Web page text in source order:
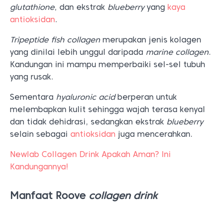
glutathione, dan ekstrak blueberryyang kaya
antioksidan.
Tripeptide fish collagen merupakan jenis kolagen
yang dinilai lebih unggul daripada marine collagen.
Kandungan ini mampu memperbaiki sel-sel tubuh
yang rusak.
Sementara hyaluronic acidberperan untuk
melembapkan kulit sehingga wajah terasa kenyal
dan tidak dehidrasi, sedangkan ekstrak blueberry
selain sebagai antioksidan juga mencerahkan.
Newlab Collagen Drink Apakah Aman? Ini
Kandungannya!
Manfaat Roove collagen drink